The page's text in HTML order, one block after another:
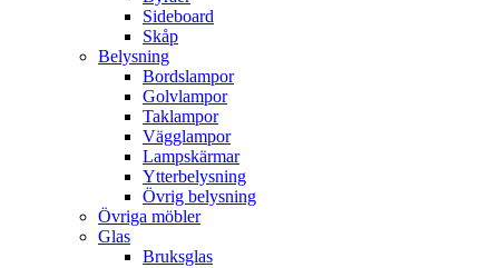
Sideboard
Skåp
Belysning
Bordslampor
Golvlampor
Taklampor
Vägglampor
Lampskärmar
Ytterbelysning
Övrig belysning
Övriga möbler
Glas
Bruksglas